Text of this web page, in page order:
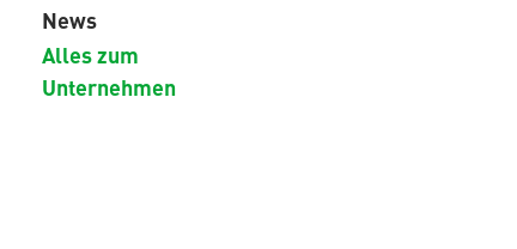
News
Alles zum
Unternehmen